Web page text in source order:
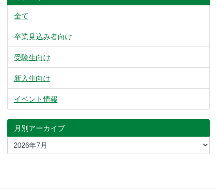
全て
卒業見込み者向け
受験生向け
新入生向け
イベント情報
月別アーカイブ